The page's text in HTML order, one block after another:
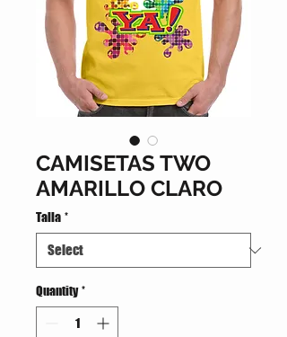
CAMISETAS TWO
AMARILLO CLARO
Talla *
Quantity *